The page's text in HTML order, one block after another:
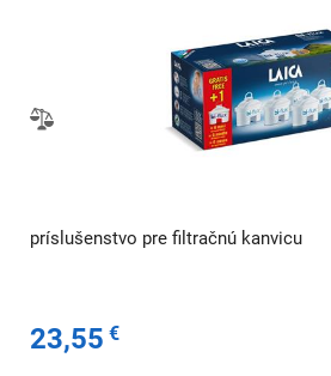
príslušenstvo pre filtračnú kanvicu
23,55 €